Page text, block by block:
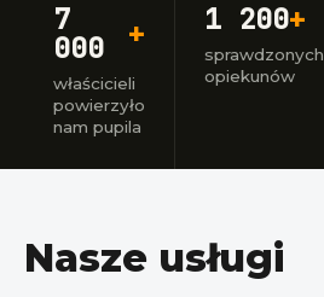
7
000
+
właścicieli
powierzyło
nam pupila
1 200+
sprawdzonych
opiekunów
Nasze usługi